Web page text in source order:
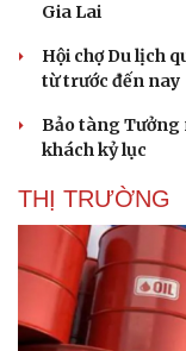
Gia Lai
Hội chợ Du lịch
từ trước đến nay
Bảo tàng Tưởng
khách kỷ lục
THỊ TRƯỜNG